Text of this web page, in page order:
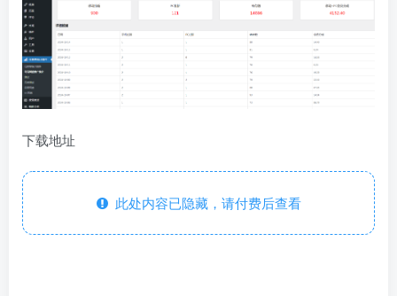
下载地址
此处内容已隐藏，请付费后查看